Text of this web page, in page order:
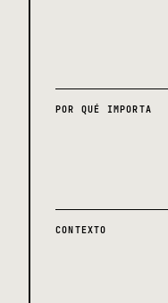
POR QUÉ IMPORTA
CONTEXTO